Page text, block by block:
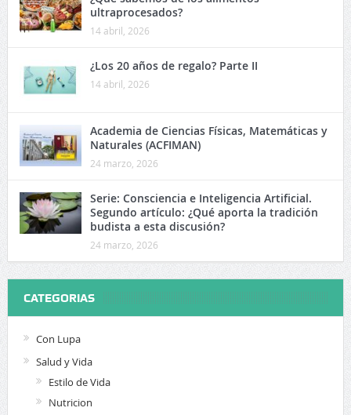
ultraprocesados?
14 abril, 2026
¿Los 20 años de regalo? Parte II
14 abril, 2026
Academia de Ciencias Físicas, Matemáticas y
Naturales (ACFIMAN)
24 marzo, 2026
Serie: Consciencia e Inteligencia Artificial.
Segundo artículo: ¿Qué aporta la tradición
budista a esta discusión?
24 marzo, 2026
CATEGORIAS
Con Lupa
Salud y Vida
Estilo de Vida
Nutricion